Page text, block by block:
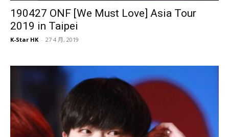
190427 ONF [We Must Love] Asia Tour
2019 in Taipei
K-Star HK - 27 4 月, 2019